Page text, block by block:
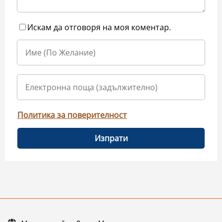
Искам да отговоря на моя коментар.
Политика за поверителност
Изпрати